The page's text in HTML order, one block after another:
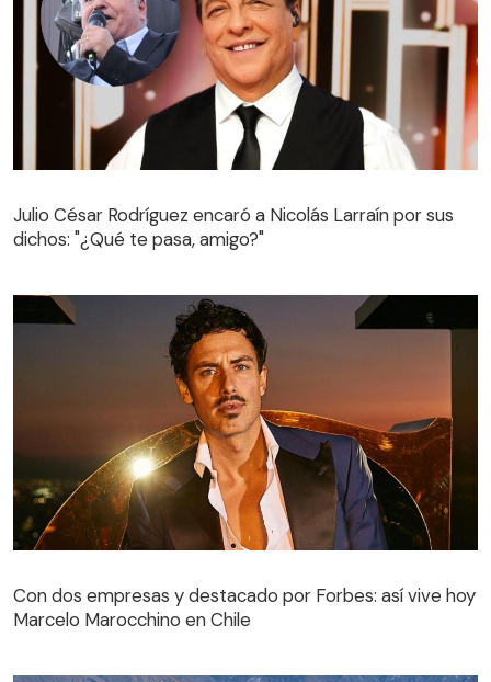
Julio César Rodríguez encaró a Nicolás Larraín por sus
dichos: "¿Qué te pasa, amigo?"
Con dos empresas y destacado por Forbes: así vive hoy
Marcelo Marocchino en Chile